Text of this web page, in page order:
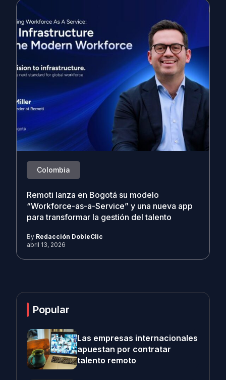
Colombia
Remoti lanza en Bogotá su modelo
“Workforce-as-a-Service” y una nueva app
para transformar la gestión del talento
By Redacción DobleClic
abril 13, 2026
Popular
Las empresas internacionales
apuestan por contratar
talento remoto